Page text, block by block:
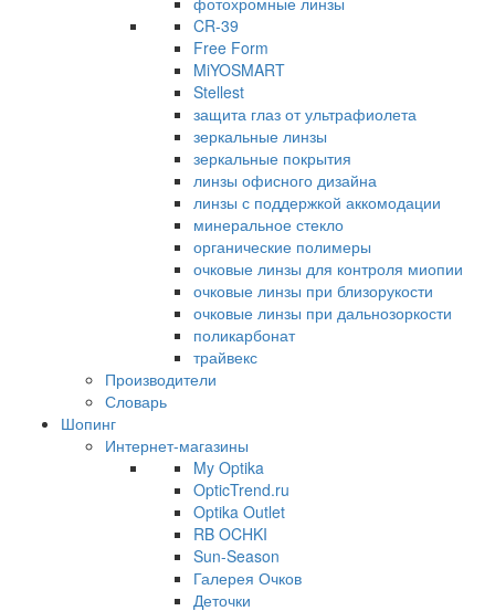
CR-39
Free Form
MiYOSMART
Stellest
защита глаз от ультрафиолета
зеркальные линзы
зеркальные покрытия
линзы офисного дизайна
линзы с поддержкой аккомодации
минеральное стекло
органические полимеры
очковые линзы для контроля миопии
очковые линзы при близорукости
очковые линзы при дальнозоркости
поликарбонат
трайвекс
Производители
Словарь
Шопинг
Интернет-магазины
My Optika
OpticTrend.ru
Optika Outlet
RB OCHKI
Sun-Season
Галерея Очков
Деточки